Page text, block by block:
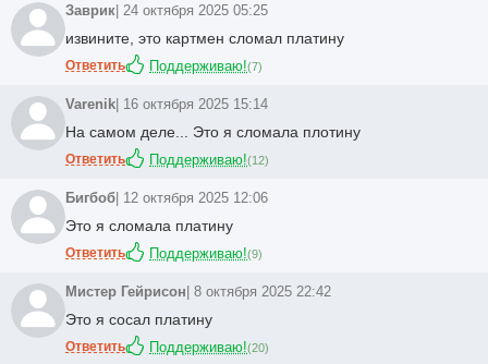
Заврик | 24 октября 2025 05:25
извините, это картмен сломал платину
Ответить Поддерживаю!(7)
Varenik | 16 октября 2025 15:14
На самом деле... Это я сломала плотину
Ответить Поддерживаю!(12)
Бигбоб | 12 октября 2025 12:06
Это я сломала платину
Ответить Поддерживаю!(9)
Мистер Гейрисон | 8 октября 2025 22:42
Это я сосал платину
Ответить Поддерживаю!(20)